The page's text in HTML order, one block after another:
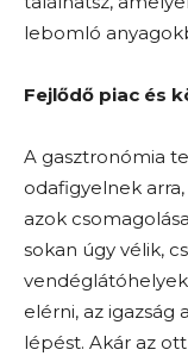
lebomló
Fejlődő piac és
A gasztronómia
odafigyelnek
azok
sokan úgy vélik,
elérni, az igazság
lépést. Akár az